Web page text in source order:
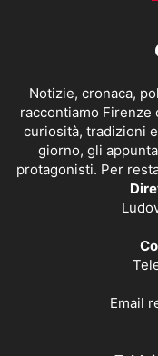
Notizie, cronaca,
raccontiamo Firenze
curiosità, tradizioni
giorno, gli
protagonisti. Per
Email